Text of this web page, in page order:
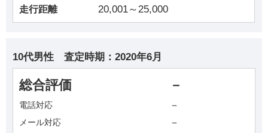
走行距離 20,001～25,000
10代男性 査定時期： 2020年6月
総合評価 －
電話対応 －
メール対応 －